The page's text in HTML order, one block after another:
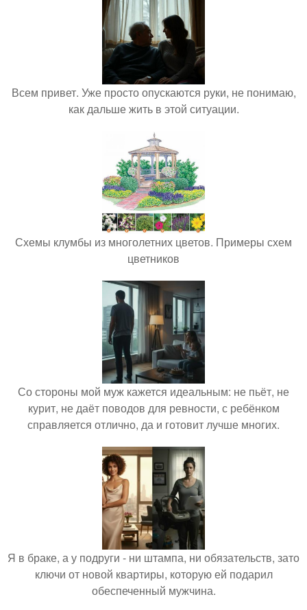
Всем привет. Уже просто опускаются руки, не понимаю,
как дальше жить в этой ситуации.
Схемы клумбы из многолетних цветов. Примеры схем
цветников
Со стороны мой муж кажется идеальным: не пьёт, не
курит, не даёт поводов для ревности, с ребёнком
справляется отлично, да и готовит лучше многих.
Я в браке, а у подруги - ни штампа, ни обязательств, зато
ключи от новой квартиры, которую ей подарил
обеспеченный мужчина.